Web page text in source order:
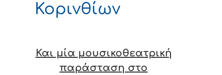
Κορινθίων
Και μία μουσικοθεατρική
παράσταση στο